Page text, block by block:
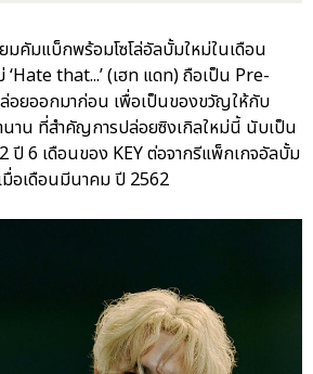
มคัมแบ็กพร้อมโซโล่อัลบั้มใหม่ในเดือน
that...’ (เฮท แดท) ถือเป็น Pre-
ยออกมาก่อน เพื่อเป็นของขวัญให้กับ
น ที่สำคัญการปล่อยซิงเกิลใหม่นี้ นับเป็น
ปี 6 เดือนของ KEY ต่อจากรีแพ็กเกจอัลบั้ม
มื่อเดือนมีนาคม ปี 2562